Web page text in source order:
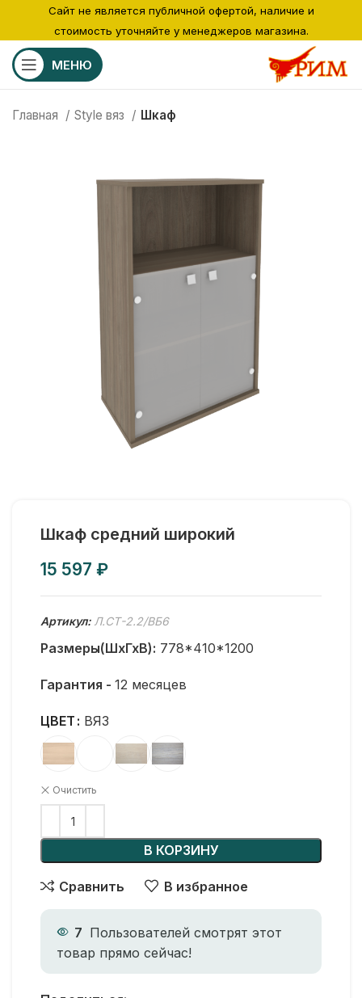
МЕНЮ
Главная Style вяз Шкаф
Шкаф средний широкий
₽
Артикул: Л.СТ-2.2/ВБ6
Размеры(ШхГхВ): 778*410*1200
Гарантия - 12 месяцев
ЦВЕТ ВЯЗ
Очистить
В КОРЗИНУ
Сравнить В избранное
7 Пользователей смотрят этот
товар прямо сейчас!
Сайт не является публичной офертой, наличие и
стоимость уточняйте у менеджеров магазина.